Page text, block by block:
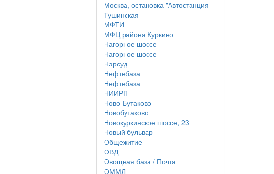
Москва, остановка "Автостанция
Тушинская
МФТИ
МФЦ района Куркино
Нагорное шоссе
Нагорное шоссе
Нарсуд
Нефтебаза
Нефтебаза
НИИРП
Ново-Бутаково
Новобутаково
Новокуркинское шоссе, 23
Новый бульвар
Общежитие
ОВД
Овощная база / Почта
ОММЛ